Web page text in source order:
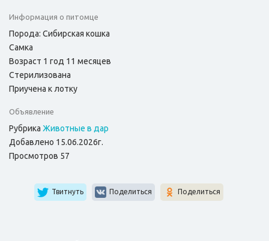
Информация о питомце
Порода: Сибирская кошка
Самка
Возраст 1 год 11 месяцев
Стерилизована
Приучена к лотку
Объявление
Рубрика Животные в дар
Добавлено 15.06.2026г.
Просмотров 57
Твитнуть Поделиться Поделиться